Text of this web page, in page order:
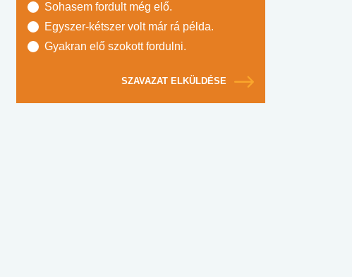
Sohasem fordult még elő.
Egyszer-kétszer volt már rá példa.
Gyakran elő szokott fordulni.
SZAVAZAT ELKÜLDÉSE